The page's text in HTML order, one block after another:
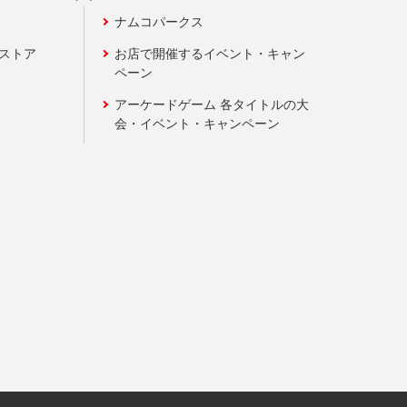
トア
ナムコパークス
お店で開催するイベント・キャン
ペーン
アーケードゲーム 各タイトルの大
会・イベント・キャンペーン